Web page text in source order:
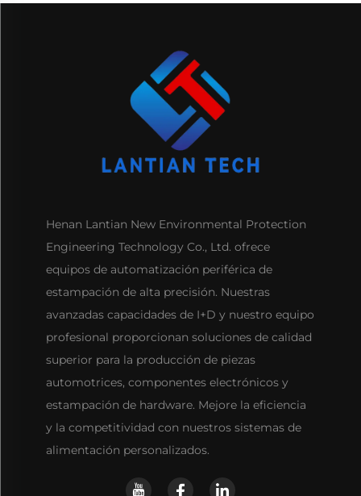
Henan Lantian New Environmental Protection
Engineering Technology Co., Ltd. ofrece
equipos de automatización periférica de
estampación de alta precisión. Nuestras
avanzadas capacidades de I+D y nuestro equipo
profesional proporcionan soluciones de calidad
superior para la producción de piezas
automotrices, componentes electrónicos y
estampación de hardware. Mejore la eficiencia
y la competitividad con nuestros sistemas de
alimentación personalizados.